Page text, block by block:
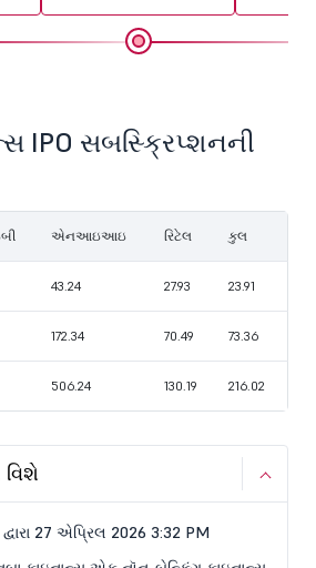
IPO સબસ્ક્રિપ્શનની
એનઆઇઆઇ રિટેલ કુલ
43.24 27.93 23.91
172.34 70.49 73.36
506.24 130.19 216.02
27 એપ્રિલ 2026 3:32 PM